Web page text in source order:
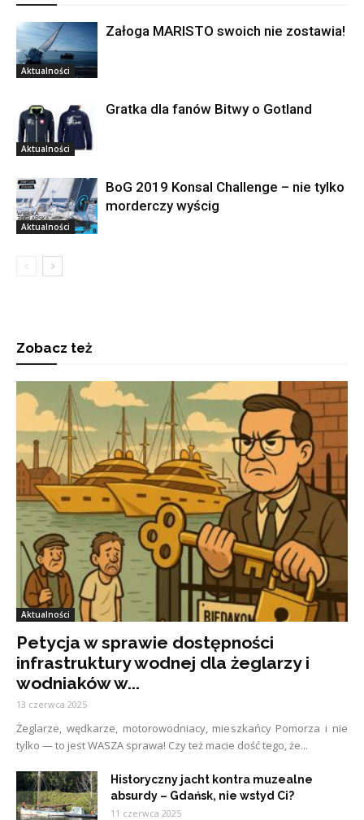
Aktualności
Załoga MARISTO swoich nie zostawia!
Aktualności
Gratka dla fanów Bitwy o Gotland
Aktualności
BoG 2019 Konsal Challenge – nie tylko
morderczy wyścig
Zobacz też
Aktualności
Petycja w sprawie dostępności
infrastruktury wodnej dla żeglarzy i
wodniaków w...
13 czerwca 2025
Żeglarze, wędkarze, motorowodniacy, mieszkańcy Pomorza i nie
tylko — to jest WASZA sprawa! Czy też macie dość tego, że...
Historyczny jacht kontra muzealne
absurdy – Gdańsk, nie wstyd Ci?
11 czerwca 2025